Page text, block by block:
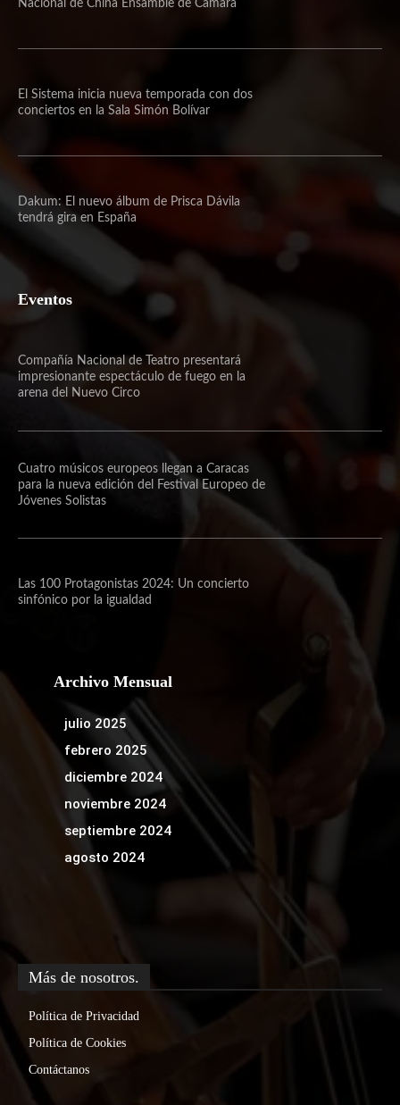
Nacional de China Ensamble de Cámara
El Sistema inicia nueva temporada con dos
conciertos en la Sala Simón Bolívar
Dakum: El nuevo álbum de Prisca Dávila
tendrá gira en España
Eventos
Compañía Nacional de Teatro presentará
impresionante espectáculo de fuego en la
arena del Nuevo Circo
Cuatro músicos europeos llegan a Caracas
para la nueva edición del Festival Europeo de
Jóvenes Solistas
Las 100 Protagonistas 2024: Un concierto
sinfónico por la igualdad
Archivo Mensual
julio 2025
febrero 2025
diciembre 2024
noviembre 2024
septiembre 2024
agosto 2024
Más de nosotros.
Política de Privacidad
Política de Cookies
Contáctanos